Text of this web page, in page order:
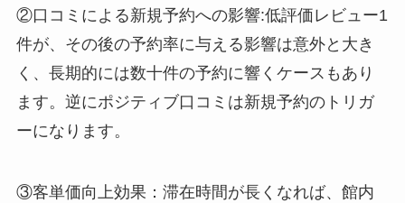
②口コミによる新規予約への影響:低評価レビュー1
件が、その後の予約率に与える影響は意外と大き
く、長期的には数十件の予約に響くケースもあり
ます。逆にポジティブ口コミは新規予約のトリガ
ーになります。
③客単価向上効果：滞在時間が長くなれば、館内